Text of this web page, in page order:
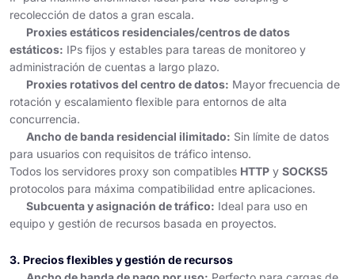
recolección de datos a gran escala.
Proxies estáticos residenciales/centros de datos
estáticos: IPs fijos y estables para tareas de monitoreo y
administración de cuentas a largo plazo.
Proxies rotativos del centro de datos: Mayor frecuencia de
rotación y escalamiento flexible para entornos de alta
concurrencia.
Ancho de banda residencial ilimitado: Sin límite de datos
para usuarios con requisitos de tráfico intenso.
Todos los servidores proxy son compatibles HTTP y SOCKS5
protocolos para máxima compatibilidad entre aplicaciones.
Subcuenta y asignación de tráfico: Ideal para uso en
equipo y gestión de recursos basada en proyectos.
3. Precios flexibles y gestión de recursos